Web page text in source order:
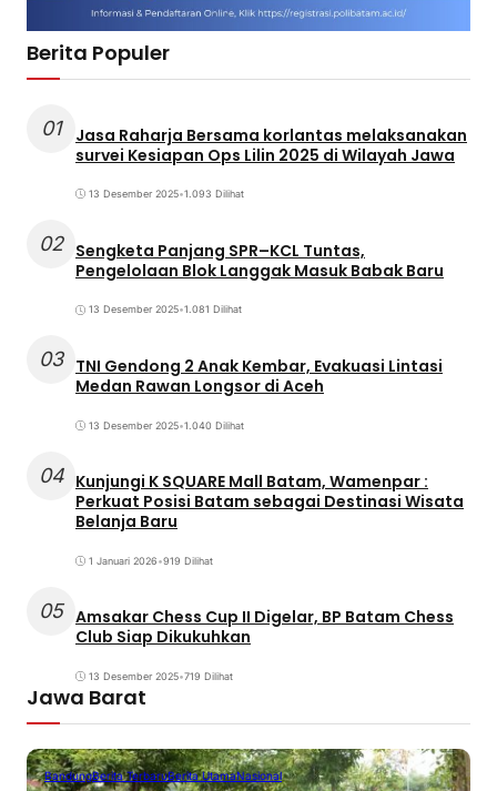
Berita Populer
01
Jasa Raharja Bersama korlantas melaksanakan
survei Kesiapan Ops Lilin 2025 di Wilayah Jawa
13 Desember 2025•1.093 Dilihat
02 Sengketa Panjang SPR–KCL Tuntas,
Pengelolaan Blok Langgak Masuk Babak Baru
13 Desember 2025•1.081 Dilihat
03 TNI Gendong 2 Anak Kembar, Evakuasi Lintasi
Medan Rawan Longsor di Aceh
13 Desember 2025•1.040 Dilihat
04 Kunjungi K SQUARE Mall Batam, Wamenpar :
Perkuat Posisi Batam sebagai Destinasi Wisata
Belanja Baru
1 Januari 2026•919 Dilihat
05 Amsakar Chess Cup II Digelar, BP Batam Chess
Club Siap Dikukuhkan
13 Desember 2025•719 Dilihat
Jawa Barat
BandungBerita TerbaruBerita UtamaNasional